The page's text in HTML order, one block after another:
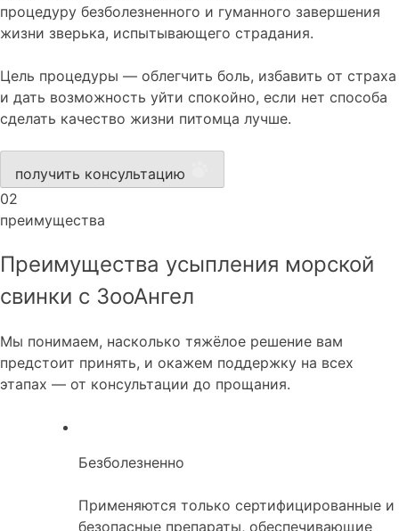
процедуру безболезненного и гуманного завершения
жизни зверька, испытывающего страдания.
Цель процедуры — облегчить боль, избавить от страха
и дать возможность уйти спокойно, если нет способа
сделать качество жизни питомца лучше.
получить консультацию
02
преимущества
Преимущества усыпления морской
свинки с ЗооАнгел
Мы понимаем, насколько тяжёлое решение вам
предстоит принять, и окажем поддержку на всех
этапах — от консультации до прощания.
Безболезненно
Применяются только сертифицированные и
безопасные препараты, обеспечивающие